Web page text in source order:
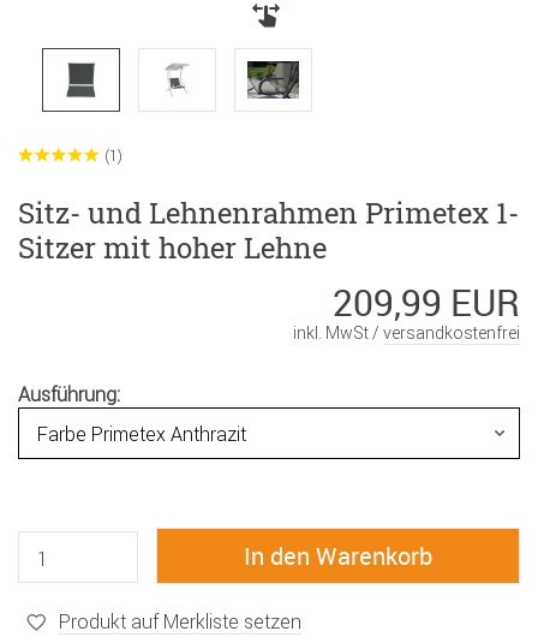
(1)
Sitz- und Lehnenrahmen Primetex 1-
Sitzer mit hoher Lehne
209,99 EUR
inkl. MwSt / versandkostenfrei
Ausführung:
Produkt auf Merkliste setzen